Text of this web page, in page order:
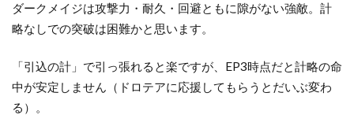
ア
リ
ン
ロ
ッ
ダークメイジは攻撃力・耐久・回避ともに隙がない強敵。計
略なしでの突破は困難かと思います。
「引込の計」で引っ張れると楽ですが、EP3時点だと計略の命
中が安定しません（ドロテアに応援してもらうとだいぶ変わ
る）。